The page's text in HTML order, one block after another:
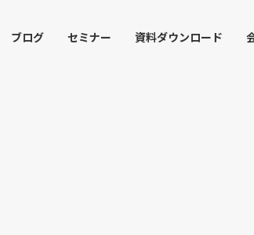
ブログ セミナー 資料ダウンロード